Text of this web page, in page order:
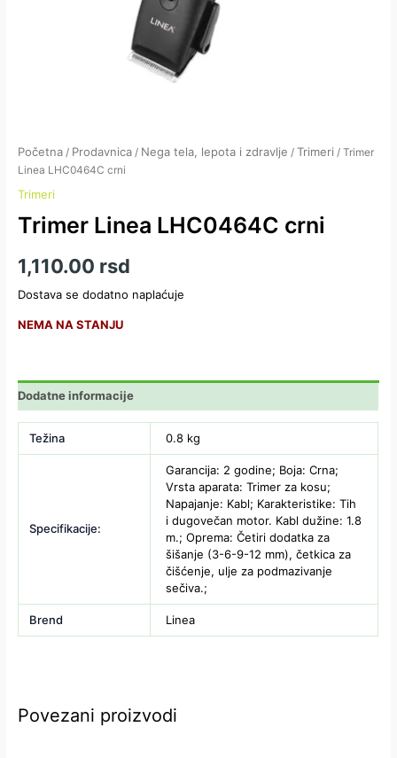
Početna / Prodavnica / Nega tela, lepota i zdravlje /Trimeri / Trimer
Linea LHC0464C crni
Trimeri
Trimer Linea LHC0464C crni
1,110.00 rsd
Dostava se dodatno naplaćuje
NEMA NA STANJU
Dodatne informacije
Težina 0.8 kg
Specifikacije:
Garancija: 2 godine; Boja: Crna;
Vrsta aparata: Trimer za kosu;
Napajanje: Kabl; Karakteristike: Tih
i dugovečan motor. Kabl dužine: 1.8
m.; Oprema: Četiri dodatka za
šišanje (3-6-9-12 mm), četkica za
čišćenje, ulje za podmazivanje
sečiva.;
Brend Linea
Povezani proizvodi